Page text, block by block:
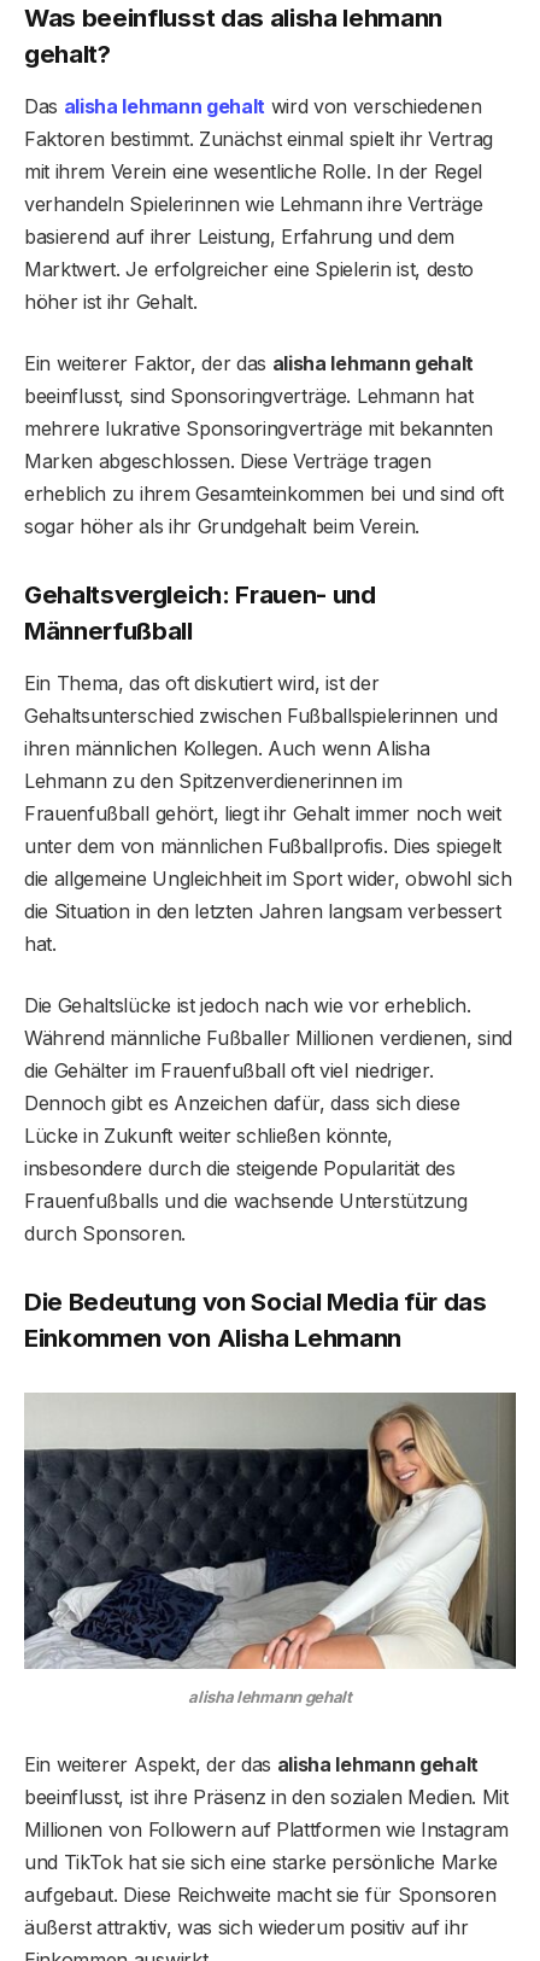
Was beeinflusst das alisha lehmann
gehalt?
Das alisha lehmann gehalt wird von verschiedenen
Faktoren bestimmt. Zunächst einmal spielt ihr Vertrag
mit ihrem Verein eine wesentliche Rolle. In der Regel
verhandeln Spielerinnen wie Lehmann ihre Verträge
basierend auf ihrer Leistung, Erfahrung und dem
Marktwert. Je erfolgreicher eine Spielerin ist, desto
höher ist ihr Gehalt.
Ein weiterer Faktor, der das alisha lehmann gehalt
beeinflusst, sind Sponsoringverträge. Lehmann hat
mehrere lukrative Sponsoringverträge mit bekannten
Marken abgeschlossen. Diese Verträge tragen
erheblich zu ihrem Gesamteinkommen bei und sind oft
sogar höher als ihr Grundgehalt beim Verein.
Gehaltsvergleich: Frauen- und
Männerfußball
Ein Thema, das oft diskutiert wird, ist der
Gehaltsunterschied zwischen Fußballspielerinnen und
ihren männlichen Kollegen. Auch wenn Alisha
Lehmann zu den Spitzenverdienerinnen im
Frauenfußball gehört, liegt ihr Gehalt immer noch weit
unter dem von männlichen Fußballprofis. Dies spiegelt
die allgemeine Ungleichheit im Sport wider, obwohl sich
die Situation in den letzten Jahren langsam verbessert
hat.
Die Gehaltslücke ist jedoch nach wie vor erheblich.
Während männliche Fußballer Millionen verdienen, sind
die Gehälter im Frauenfußball oft viel niedriger.
Dennoch gibt es Anzeichen dafür, dass sich diese
Lücke in Zukunft weiter schließen könnte,
insbesondere durch die steigende Popularität des
Frauenfußballs und die wachsende Unterstützung
durch Sponsoren.
Die Bedeutung von Social Media für das
Einkommen von Alisha Lehmann
alisha lehmann gehalt
Ein weiterer Aspekt, der das alisha lehmann gehalt
beeinflusst, ist ihre Präsenz in den sozialen Medien. Mit
Millionen von Followern auf Plattformen wie Instagram
und TikTok hat sie sich eine starke persönliche Marke
aufgebaut. Diese Reichweite macht sie für Sponsoren
äußerst attraktiv, was sich wiederum positiv auf ihr